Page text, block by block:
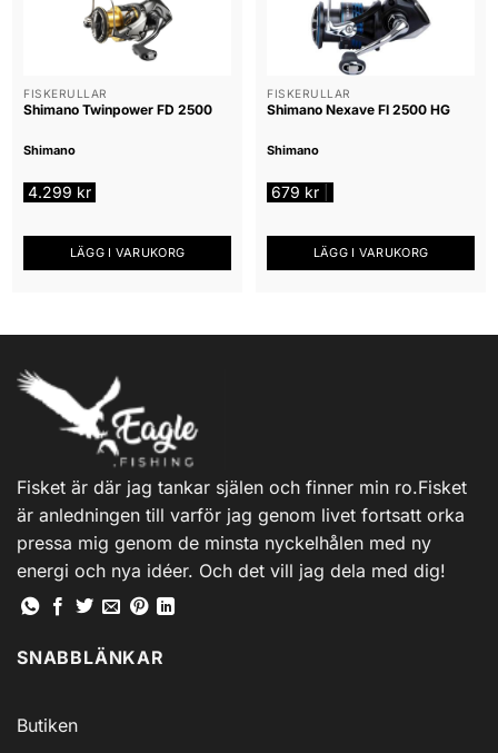
FISKERULLAR
Shimano Twinpower FD 2500
Shimano
4.299 kr
LÄGG I VARUKORG
FISKERULLAR
Shimano Nexave FI 2500 HG
Shimano
679 kr
LÄGG I VARUKORG
Fisket är där jag tankar själen och finner min ro.Fisket
är anledningen till varför jag genom livet fortsatt orka
pressa mig genom de minsta nyckelhålen med ny
energi och nya idéer. Och det vill jag dela med dig!
SNABBLÄNKAR
Butiken